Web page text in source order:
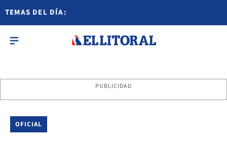
TEMAS DEL DÍA:
PUBLICIDAD
OFICIAL